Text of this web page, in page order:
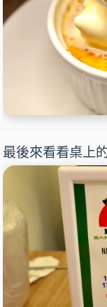
最後來看看桌上